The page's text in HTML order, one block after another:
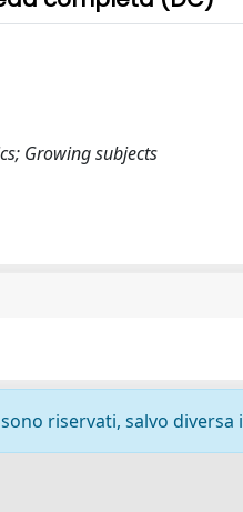
Growing subjects
riservati, salvo diversa